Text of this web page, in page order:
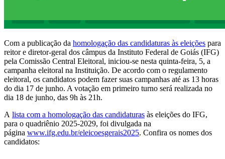
Com a publicação da homologação das candidaturas às eleições para
reitor e diretor-geral dos câmpus da Instituto Federal de Goiás (IFG)
pela Comissão Central Eleitoral, iniciou-se nesta quinta-feira, 5, a
campanha eleitoral na Instituição. De acordo com o regulamento
eleitoral, os candidatos podem fazer suas campanhas até as 13 horas
do dia 17 de junho. A votação em primeiro turno será realizada no
dia 18 de junho, das 9h às 21h.
A lista com a homologação das candidaturas às eleições do IFG,
para o quadriênio 2025-2029, foi divulgada na
página www.ifg.edu.br/eleicoesgerais2025. Confira os nomes dos
candidatos: